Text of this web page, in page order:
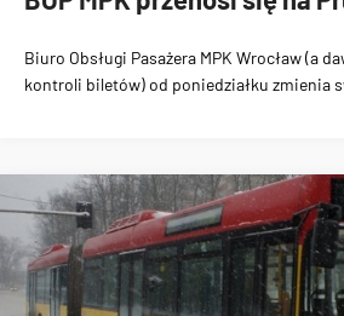
Biuro Obsługi Pasażera MPK Wrocław (a
kontroli biletów) od poniedziałku zmienia